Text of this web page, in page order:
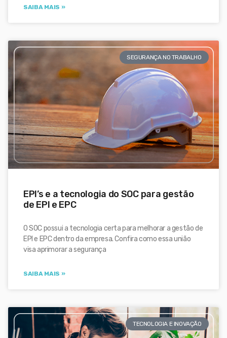
SAIBA MAIS »
SEGURANÇA NO TRABALHO
EPI’s e a tecnologia do SOC para gestão
de EPI e EPC
O SOC possui a tecnologia certa para melhorar a gestão de
EPI e EPC dentro da empresa. Confira como essa união
visa aprimorar a segurança
SAIBA MAIS »
TECNOLOGIA E INOVAÇÃO